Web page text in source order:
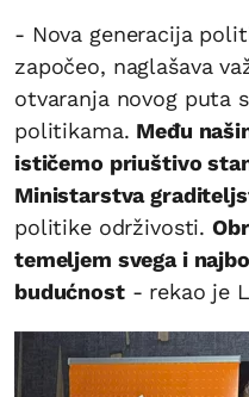
- Nova generacija
započeo, naglašava
otvaranja novog puta
politikama. Među
ističemo priuštivo
Ministarstva
politike održivosti.
temeljem svega i
budućnost- rekao je